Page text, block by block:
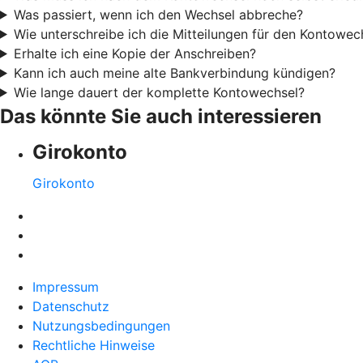
Was passiert, wenn ich den Wechsel abbreche?
Wie unterschreibe ich die Mitteilungen für den
Erhalte ich eine Kopie der Anschreiben?
Kann ich auch meine alte Bankverbindung kündigen?
Wie lange dauert der komplette Kontowechsel?
Das könnte Sie auch interessieren
Girokonto
Girokonto
Impressum
Datenschutz
Nutzungsbedingungen
Rechtliche Hinweise